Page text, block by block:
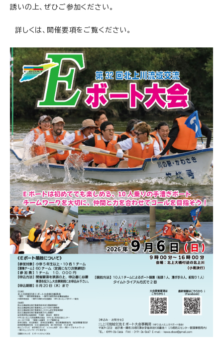
誘いの上、ぜひご参加ください。
詳しくは、開催要項をご覧ください。